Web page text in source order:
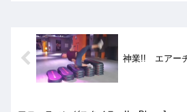
神業!! エアー